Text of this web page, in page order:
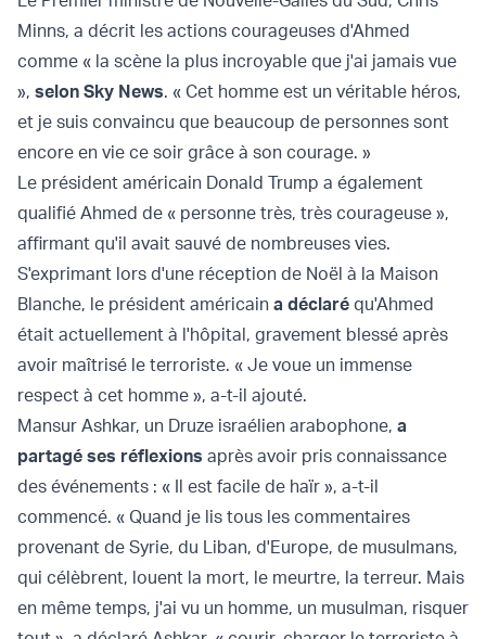
Minns, a décrit les actions courageuses d'Ahmed
comme « la scène la plus incroyable que j'ai jamais vue
», selon Sky News. « Cet homme est un véritable héros,
et je suis convaincu que beaucoup de personnes sont
encore en vie ce soir grâce à son courage. »
Le président américain Donald Trump a également
qualifié Ahmed de « personne très, très courageuse »,
affirmant qu'il avait sauvé de nombreuses vies.
S'exprimant lors d'une réception de Noël à la Maison
Blanche, le président américain a déclaré qu'Ahmed
était actuellement à l'hôpital, gravement blessé après
avoir maîtrisé le terroriste. « Je voue un immense
respect à cet homme », a-t-il ajouté.
Mansur Ashkar, un Druze israélien arabophone, a
partagé ses réflexions après avoir pris connaissance
des événements : « Il est facile de haïr », a-t-il
commencé. « Quand je lis tous les commentaires
provenant de Syrie, du Liban, d'Europe, de musulmans,
qui célèbrent, louent la mort, le meurtre, la terreur. Mais
en même temps, j'ai vu un homme, un musulman, risquer